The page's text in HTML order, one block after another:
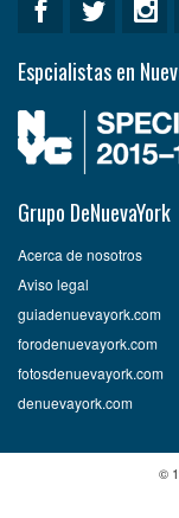
Espcialistas en
Grupo DeNuevaYork
Acerca de nosotros
Aviso legal
guiadenuevayork.com
forodenuevayork.com
fotosdenuevayork.com
denuevayork.com
©